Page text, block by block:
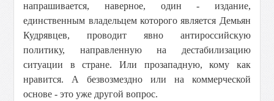
напрашивается, наверное, один - издание,
единственным владельцем которого является Демьян
Кудрявцев, проводит явно антироссийскую
политику, направленную на дестабилизацию
ситуации в стране. Или прозападную, кому как
нравится. А безвозмездно или на коммерческой
основе - это уже другой вопрос.